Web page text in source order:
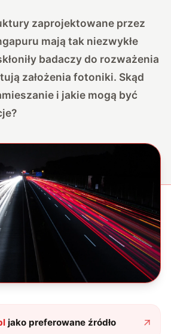
zaprojektowane przez
mają tak niezwykłe
badaczy do rozważenia
założenia fotoniki. Skąd
i jakie mogą być
jako preferowane źródło